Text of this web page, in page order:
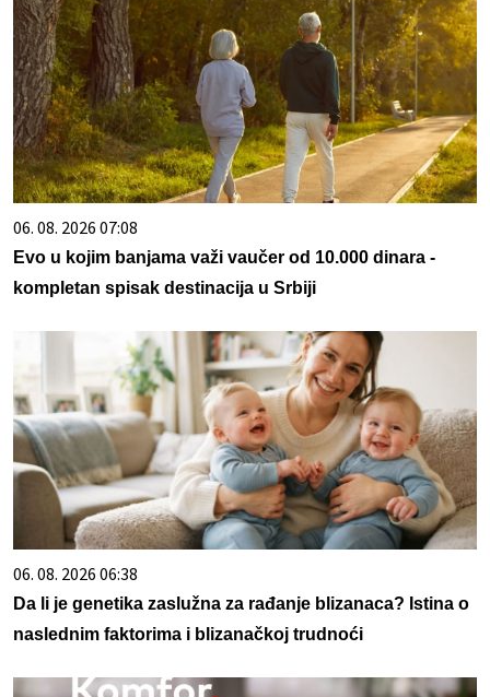
06. 08. 2026 07:08
Evo u kojim banjama važi vaučer od 10.000 dinara -
kompletan spisak destinacija u Srbiji
06. 08. 2026 06:38
Da li je genetika zaslužna za rađanje blizanaca? Istina o
naslednim faktorima i blizanačkoj trudnoći